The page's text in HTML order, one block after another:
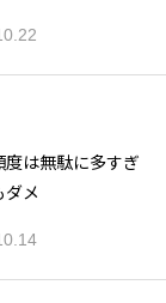
は無駄に多すぎ
メ